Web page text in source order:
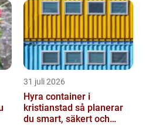
31 juli 2026
Hyra container i
kristianstad så planerar
du smart, säkert och